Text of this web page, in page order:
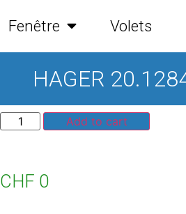
Fenêtre Volets
HAGER
Add to cart
CHF 0